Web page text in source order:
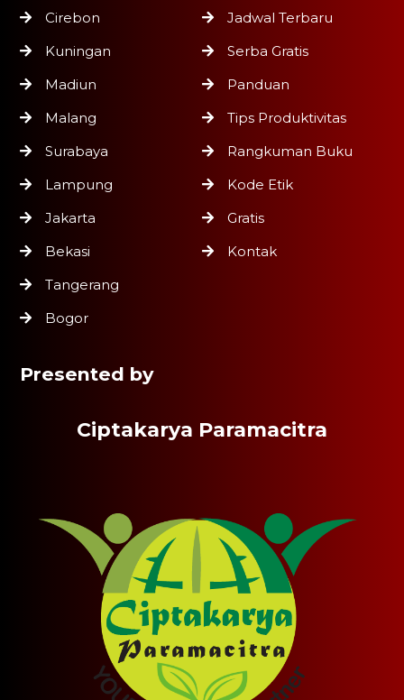
Cirebon
Kuningan
Madiun
Malang
Surabaya
Lampung
Jakarta
Bekasi
Tangerang
Bogor
Jadwal Terbaru
Serba Gratis
Panduan
Tips Produktivitas
Rangkuman Buku
Kode Etik
Gratis
Kontak
Presented by
Ciptakarya Paramacitra